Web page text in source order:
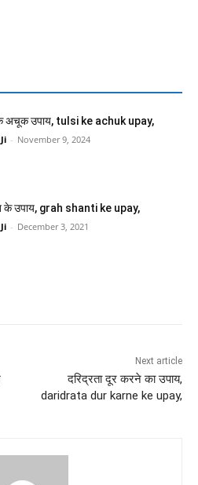
अचूक उपाय, tulsi ke achuk upay,
- November 9, 2024
के उपाय, grah shanti ke upay,
- December 3, 2021
Next article
दरिद्रता दूर करने का उपाय,
daridrata dur karne ke upay,